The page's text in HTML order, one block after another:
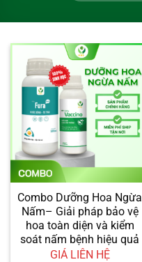
Combo Dưỡng Hoa Ngừa
Nấm– Giải pháp bảo vệ
hoa toàn diện và kiểm
soát nấm bệnh hiệu quả
GIÁ LIÊN HỆ